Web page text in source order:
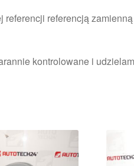
referencją
kontrolowane i